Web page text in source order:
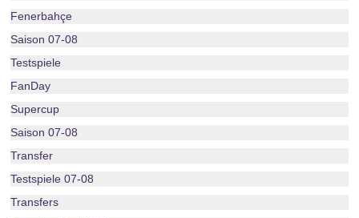
Fenerbahçe
Saison 07-08
Testspiele
FanDay
Supercup
Saison 07-08
Transfer
Testspiele 07-08
Transfers